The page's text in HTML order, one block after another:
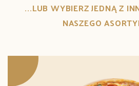
...LUB WYBIERZ JEDNĄ Z
NASZEGO